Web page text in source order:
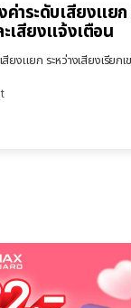
าระดับเสียงแยก
เสียงแจ้งเตือน
ยงแยก ระหว่างเสียงเรียก